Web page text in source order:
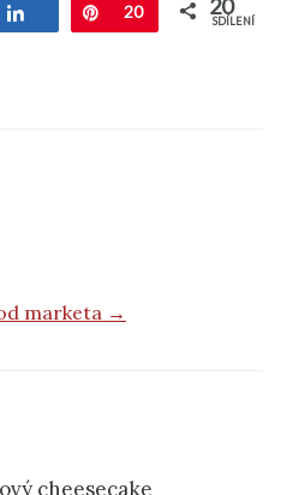
Sdílet Pin
20 20
SDÍLENÍ
marketa →
cheesecake